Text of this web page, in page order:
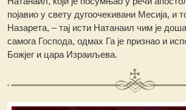
појавио у свету дугоочекивани Месија, и
Назарета, – тај исти Натанаил чим је
самога Господа, одмах Га је признао и
Божјег и цара Израиљева.